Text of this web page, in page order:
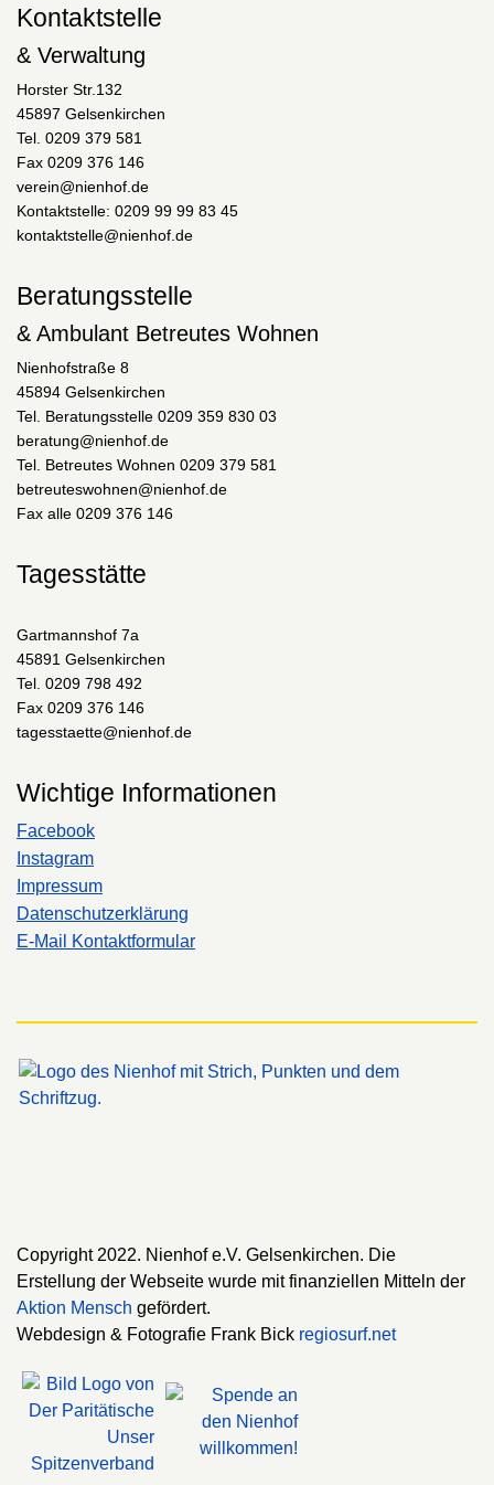
Kontaktstelle
& Verwaltung
Horster Str.132
45897 Gelsenkirchen
Tel. 0209 379 581
Fax 0209 376 146
verein@nienhof.de
Kontaktstelle: 0209 99 99 83 45
kontaktstelle@nienhof.de
Beratungsstelle
& Ambulant Betreutes Wohnen
Nienhofstraße 8
45894 Gelsenkirchen
Tel. Beratungsstelle 0209 359 830 03
beratung@nienhof.de
Tel. Betreutes Wohnen 0209 379 581
betreuteswohnen@nienhof.de
Fax alle 0209 376 146
Tagesstätte
Gartmannshof 7a
45891 Gelsenkirchen
Tel. 0209 798 492
Fax 0209 376 146
tagesstaette@nienhof.de
Wichtige Informationen
Facebook
Instagram
Impressum
Datenschutzerklärung
E-Mail Kontaktformular
Copyright 2022. Nienhof e.V. Gelsenkirchen. Die
Erstellung der Webseite wurde mit finanziellen Mitteln der
Aktion Mensch gefördert.
Webdesign & Fotografie Frank Bick regiosurf.net